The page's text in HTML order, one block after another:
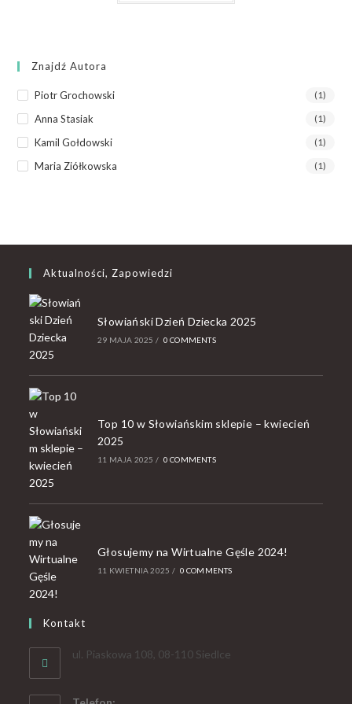
Znajdź Autora
Piotr Grochowski (1)
Anna Stasiak (1)
Kamil Gołdowski (1)
Maria Ziółkowska (1)
Aktualności, Zapowiedzi
Słowiański Dzień Dziecka 2025
29 MAJA 2025 / 0 COMMENTS
Top 10 w Słowiańskim sklepie – kwiecień
2025
11 MAJA 2025 / 0 COMMENTS
Głosujemy na Wirtualne Gęśle 2024!
11 KWIETNIA 2025 / 0 COMMENTS
Kontakt
ul. Piaskowa 108, 08-110 Siedlce